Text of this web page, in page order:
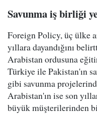
Savunma iş birliği
Foreign Policy, üç ülke
yıllara dayandığını
Arabistan ordusuna
Türkiye ile Pakistan'ın
gibi savunma
Arabistan'ın ise son
büyük müşterilerinden